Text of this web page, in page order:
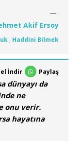
Akif Ersoy
, Haddini Bilmek
İndir Paylaş
dünyayı da
ne
onu verir.
hayatına